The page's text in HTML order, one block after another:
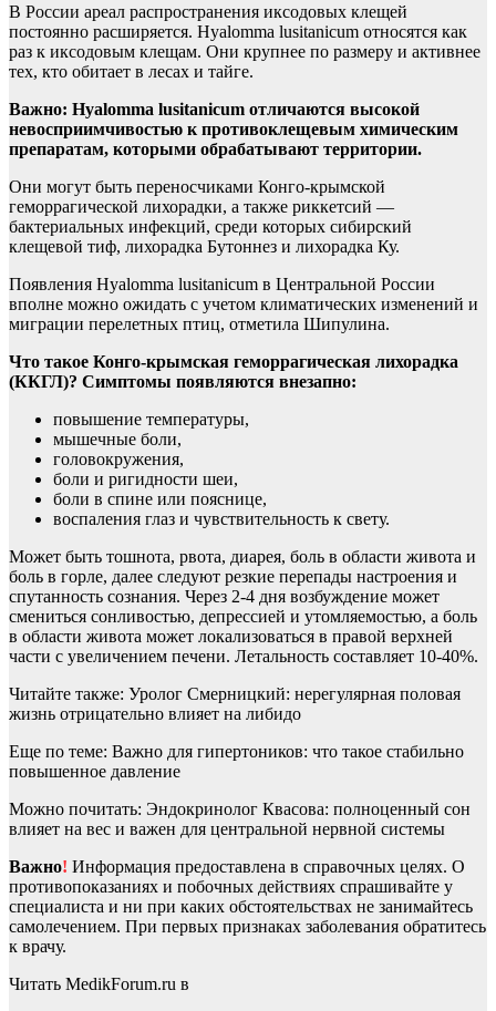
В России ареал распространения иксодовых клещей
постоянно расширяется. Hyalomma lusitanicum относятся как
раз к иксодовым клещам. Они крупнее по размеру и активнее
тех, кто обитает в лесах и тайге.
Важно: Hyalomma lusitanicum отличаются высокой
невосприимчивостью к противоклещевым химическим
препаратам, которыми обрабатывают территории.
Они могут быть переносчиками Конго-крымской
геморрагической лихорадки, а также риккетсий —
бактериальных инфекций, среди которых сибирский
клещевой тиф, лихорадка Бутоннез и лихорадка Ку.
Появления Hyalomma lusitanicum в Центральной России
вполне можно ожидать с учетом климатических изменений и
миграции перелетных птиц, отметила Шипулина.
Что такое Конго-крымская геморрагическая лихорадка
(ККГЛ)? Симптомы появляются внезапно:
повышение температуры,
мышечные боли,
головокружения,
боли и ригидности шеи,
боли в спине или пояснице,
воспаления глаз и чувствительность к свету.
Может быть тошнота, рвота, диарея, боль в области живота и
боль в горле, далее следуют резкие перепады настроения и
спутанность сознания. Через 2-4 дня возбуждение может
смениться сонливостью, депрессией и утомляемостью, а боль
в области живота может локализоваться в правой верхней
части с увеличением печени. Летальность составляет 10-40%.
Читайте также: Уролог Смерницкий: нерегулярная половая
жизнь отрицательно влияет на либидо
Еще по теме: Важно для гипертоников: что такое стабильно
повышенное давление
Можно почитать: Эндокринолог Квасова: полноценный сон
влияет на вес и важен для центральной нервной системы
Важно! Информация предоставлена в справочных целях. О
противопоказаниях и побочных действиях спрашивайте у
специалиста и ни при каких обстоятельствах не занимайтесь
самолечением. При первых признаках заболевания обратитесь
к врачу.
Читать MedikForum.ru в